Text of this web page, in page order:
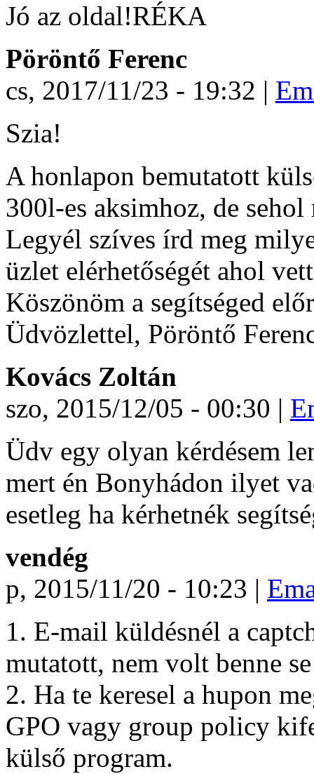
Jó az oldal!RÉKA
Pöröntő Ferenc
cs, 2017/11/23 - 19:32 |
Szia!
A honlapon bemutatott
300l-es aksimhoz, de
Legyél szíves írd meg
üzlet elérhetőségét ahol
Köszönöm a segítséged
Üdvözlettel, Pöröntő
Kovács Zoltán
szo, 2015/12/05 - 00:30 |
Üdv egy olyan kérdésem
mert én Bonyhádon ilyet
esetleg ha kérhetnék
vendég
p, 2015/11/20 - 10:23 |
1. E-mail küldésnél a
mutatott, nem volt benne
2. Ha te keresel a hupon
GPO vagy group policy
külső program.